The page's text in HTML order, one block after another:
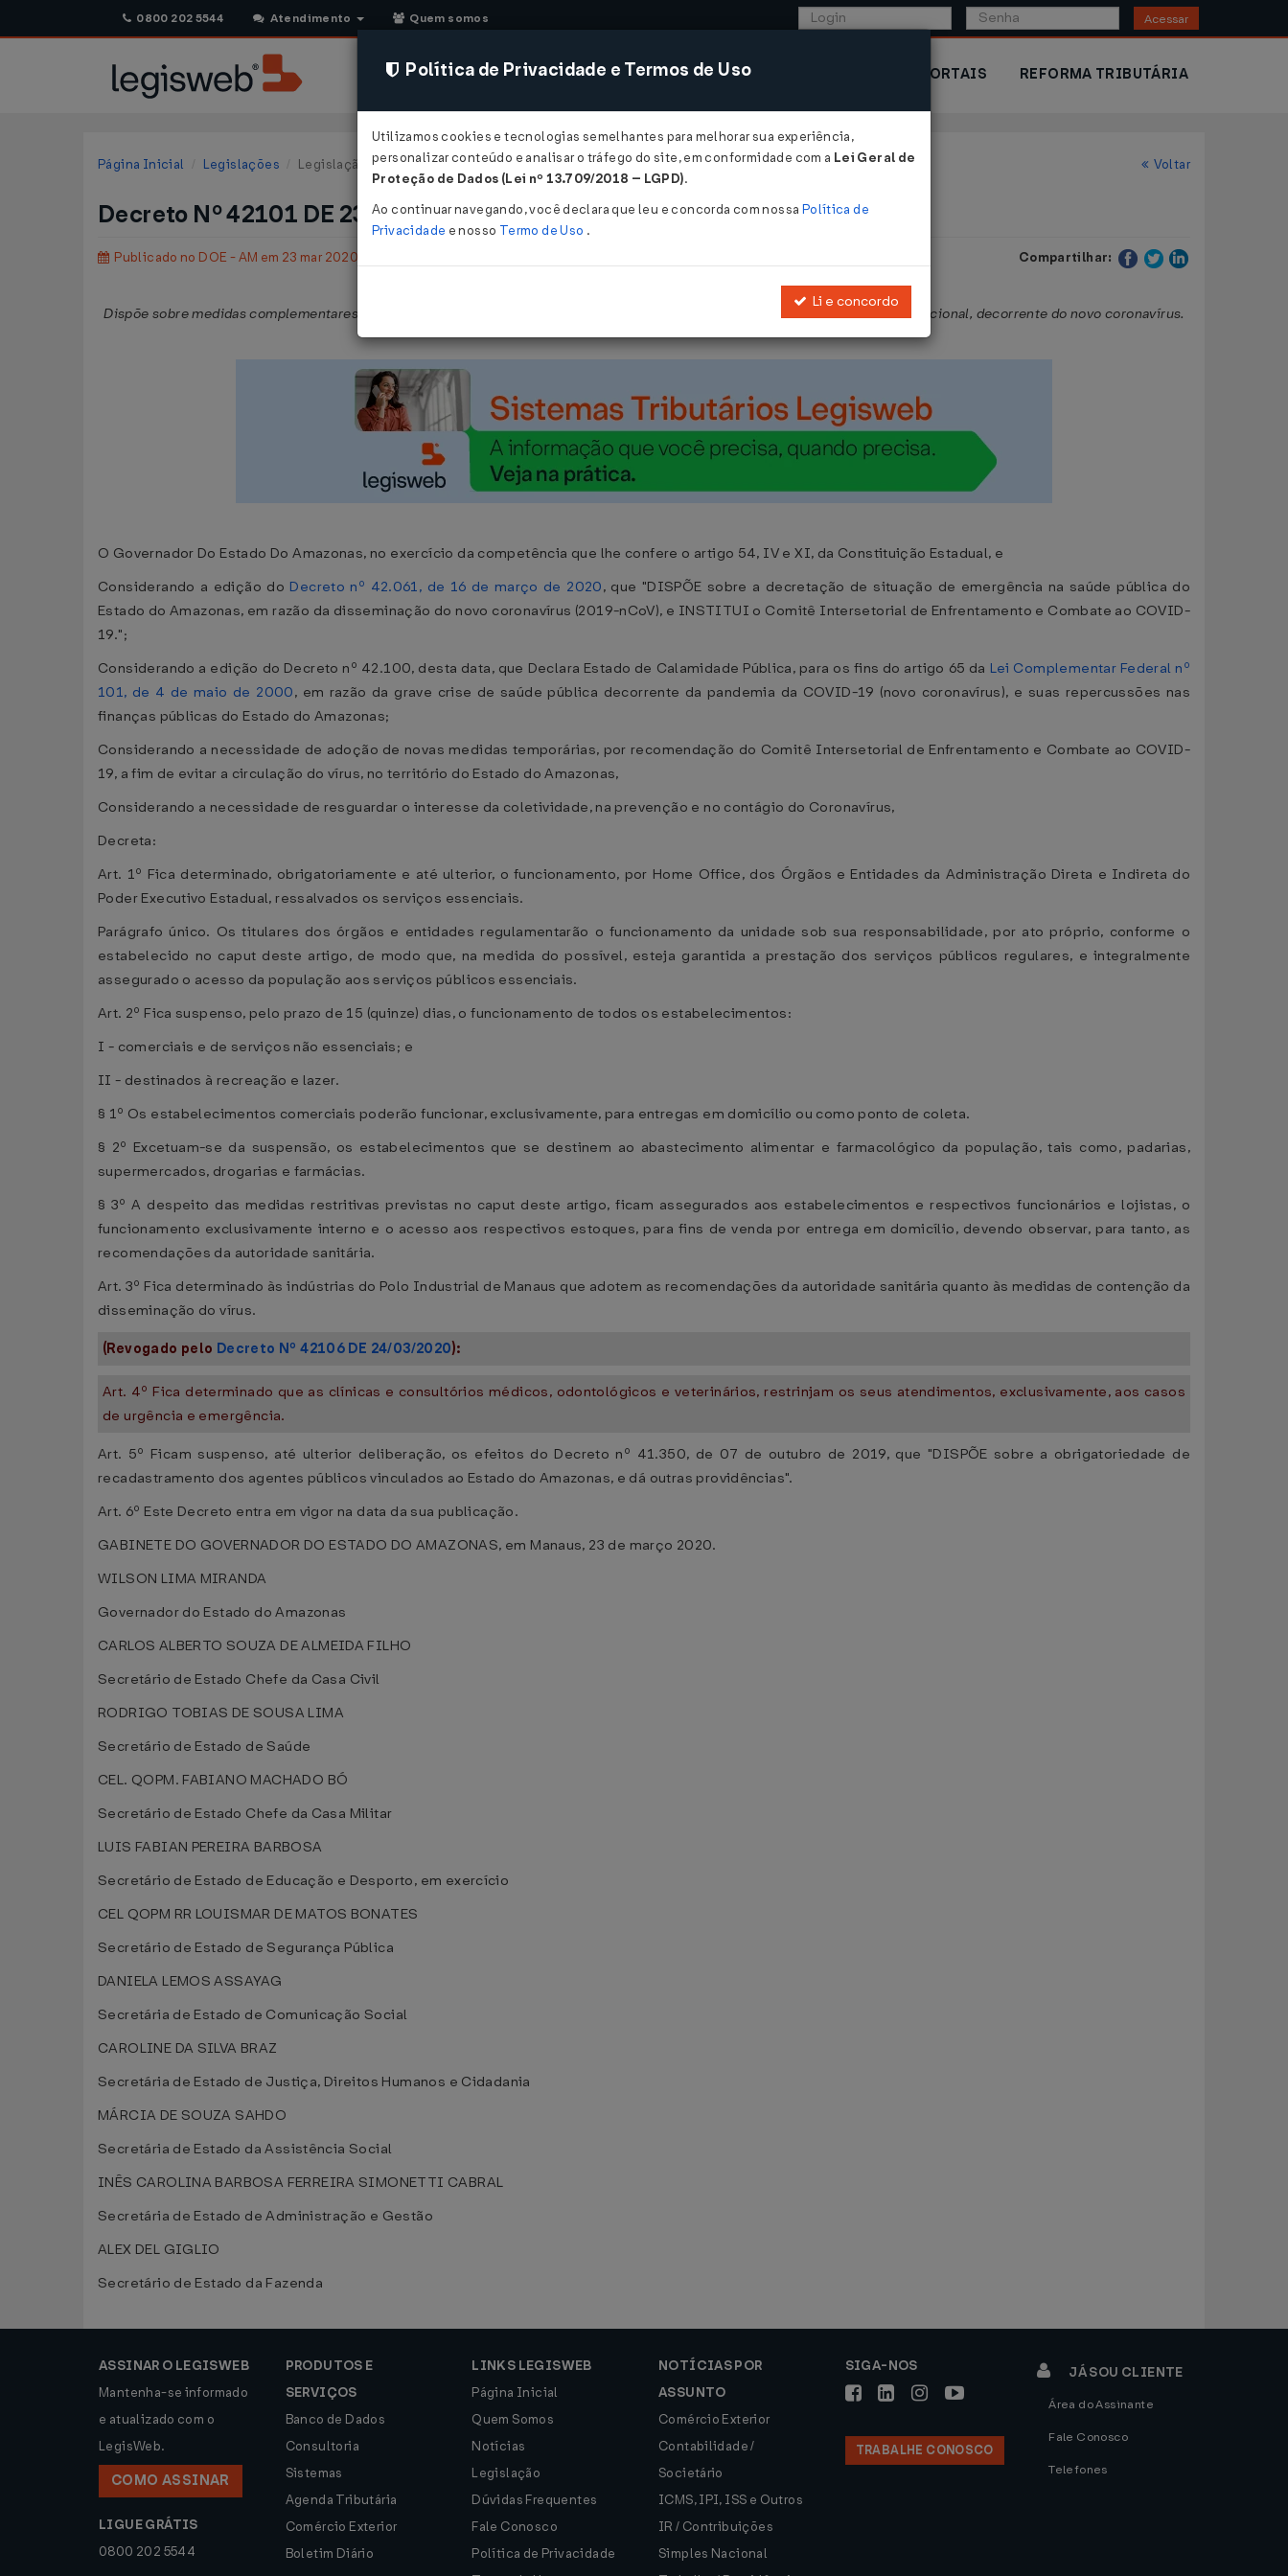
0800 202 5544 Atendimento Quem somos Acessar
CONSULTORIA SISTEMAS COMÉRCIO EXTERIOR PORTAIS REFORMA TRIBUTÁRIA
Página Inicial Legislações Legislação Estadual - Amazonas Voltar
Decreto Nº 42101 DE 23/03/2020
Publicado no DOE - AM em 23 mar 2020 Compartilhar:
Dispõe sobre medidas complementares temporárias, para enfrentamento da emergência de saúde pública de importância internacional, decorrente do novo coronavírus.
O Governador Do Estado Do Amazonas, no exercício da competência que lhe confere o artigo 54, IV e XI, da Constituição Estadual, e
Considerando a edição do Decreto nº 42.061, de 16 de março de 2020, que "DISPÕE sobre a decretação de situação de emergência na saúde pública do
Estado do Amazonas, em razão da disseminação do novo coronavírus (2019-nCoV), e INSTITUI o Comitê Intersetorial de Enfrentamento e Combate ao COVID-
19.";
Considerando a edição do Decreto nº 42.100, desta data, que Declara Estado de Calamidade Pública, para os fins do artigo 65 da Lei Complementar Federal nº
101, de 4 de maio de 2000, em razão da grave crise de saúde pública decorrente da pandemia da COVID-19 (novo coronavírus), e suas repercussões nas
finanças públicas do Estado do Amazonas;
Considerando a necessidade de adoção de novas medidas temporárias, por recomendação do Comitê Intersetorial de Enfrentamento e Combate ao COVID-
19, a fim de evitar a circulação do vírus, no território do Estado do Amazonas,
Considerando a necessidade de resguardar o interesse da coletividade, na prevenção e no contágio do Coronavírus,
Decreta:
Art. 1º Fica determinado, obrigatoriamente e até ulterior, o funcionamento, por Home Office, dos Órgãos e Entidades da Administração Direta e Indireta do
Poder Executivo Estadual, ressalvados os serviços essenciais.
Parágrafo único. Os titulares dos órgãos e entidades regulamentarão o funcionamento da unidade sob sua responsabilidade, por ato próprio, conforme o
estabelecido no caput deste artigo, de modo que, na medida do possível, esteja garantida a prestação dos serviços públicos regulares, e integralmente
assegurado o acesso da população aos serviços públicos essenciais.
Art. 2º Fica suspenso, pelo prazo de 15 (quinze) dias, o funcionamento de todos os estabelecimentos:
I - comerciais e de serviços não essenciais; e
II - destinados à recreação e lazer.
§ 1º Os estabelecimentos comerciais poderão funcionar, exclusivamente, para entregas em domicílio ou como ponto de coleta.
§ 2º Excetuam-se da suspensão, os estabelecimentos que se destinem ao abastecimento alimentar e farmacológico da população, tais como, padarias,
supermercados, drogarias e farmácias.
§ 3º A despeito das medidas restritivas previstas no caput deste artigo, ficam assegurados aos estabelecimentos e respectivos funcionários e lojistas, o
funcionamento exclusivamente interno e o acesso aos respectivos estoques, para fins de venda por entrega em domicílio, devendo observar, para tanto, as
recomendações da autoridade sanitária.
Art. 3º Fica determinado às indústrias do Polo Industrial de Manaus que adotem as recomendações da autoridade sanitária quanto às medidas de contenção da
disseminação do vírus.
(Revogado pelo Decreto Nº 42106 DE 24/03/2020):
Art. 4º Fica determinado que as clínicas e consultórios médicos, odontológicos e veterinários, restrinjam os seus atendimentos, exclusivamente, aos casos
de urgência e emergência.
Art. 5º Ficam suspenso, até ulterior deliberação, os efeitos do Decreto nº 41.350, de 07 de outubro de 2019, que "DISPÕE sobre a obrigatoriedade de
recadastramento dos agentes públicos vinculados ao Estado do Amazonas, e dá outras providências".
Art. 6º Este Decreto entra em vigor na data da sua publicação.
GABINETE DO GOVERNADOR DO ESTADO DO AMAZONAS, em Manaus, 23 de março 2020.
WILSON LIMA MIRANDA
Governador do Estado do Amazonas
CARLOS ALBERTO SOUZA DE ALMEIDA FILHO
Secretário de Estado Chefe da Casa Civil
RODRIGO TOBIAS DE SOUSA LIMA
Secretário de Estado de Saúde
CEL. QOPM. FABIANO MACHADO BÓ
Secretário de Estado Chefe da Casa Militar
LUIS FABIAN PEREIRA BARBOSA
Secretário de Estado de Educação e Desporto, em exercício
CEL QOPM RR LOUISMAR DE MATOS BONATES
Secretário de Estado de Segurança Pública
DANIELA LEMOS ASSAYAG
Secretária de Estado de Comunicação Social
CAROLINE DA SILVA BRAZ
Secretária de Estado de Justiça, Direitos Humanos e Cidadania
MÁRCIA DE SOUZA SAHDO
Secretária de Estado da Assistência Social
INÊS CAROLINA BARBOSA FERREIRA SIMONETTI CABRAL
Secretária de Estado de Administração e Gestão
ALEX DEL GIGLIO
Secretário de Estado da Fazenda
ASSINAR O LEGISWEB
Mantenha-se informado
e atualizado com o
LegisWeb.
COMO ASSINAR
LIGUE GRÁTIS
0800 202 5544
PRODUTOS E
SERVIÇOS
Banco de Dados
Consultoria
Sistemas
Agenda Tributária
Comércio Exterior
Boletim Diário
LINKS LEGISWEB
Página Inicial
Quem Somos
Notícias
Legislação
Dúvidas Frequentes
Fale Conosco
Política de Privacidade
NOTÍCIAS POR
ASSUNTO
Comércio Exterior
Contabilidade /
Societário
ICMS, IPI, ISS e Outros
IR / Contribuições
Simples Nacional
SIGA-NOS
TRABALHE CONOSCO
JÁ SOU CLIENTE
Área do Assinante
Fale Conosco
Telefones
Política de Privacidade e Termos de Uso
Utilizamos cookies e tecnologias semelhantes para melhorar sua experiência,
personalizar conteúdo e analisar o tráfego do site, em conformidade com a Lei Geral de
Proteção de Dados (Lei nº 13.709/2018 – LGPD).
Ao continuar navegando, você declara que leu e concorda com nossa Política de
Privacidade e nosso Termo de Uso .
Li e concordo